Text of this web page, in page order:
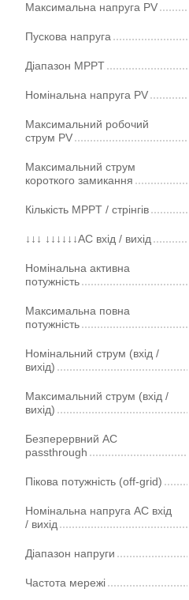
Максимальна напруга PV
Пускова напруга
Діапазон MPPT
Номінальна напруга PV
Максимальний робочий
струм PV
Максимальний струм
короткого замикання
Кількість MPPT / стрінгів
↓↓↓ ↓↓↓↓↓↓AC вхід / вихід
Номінальна активна
потужність
Максимальна повна
потужність
Номінальний струм (вхід /
вихід)
Максимальний струм (вхід /
вихід)
Безперервний AC
passthrough
Пікова потужність (off-grid)
Номінальна напруга AC вхід
/ вихід
Діапазон напруги
Частота мережі